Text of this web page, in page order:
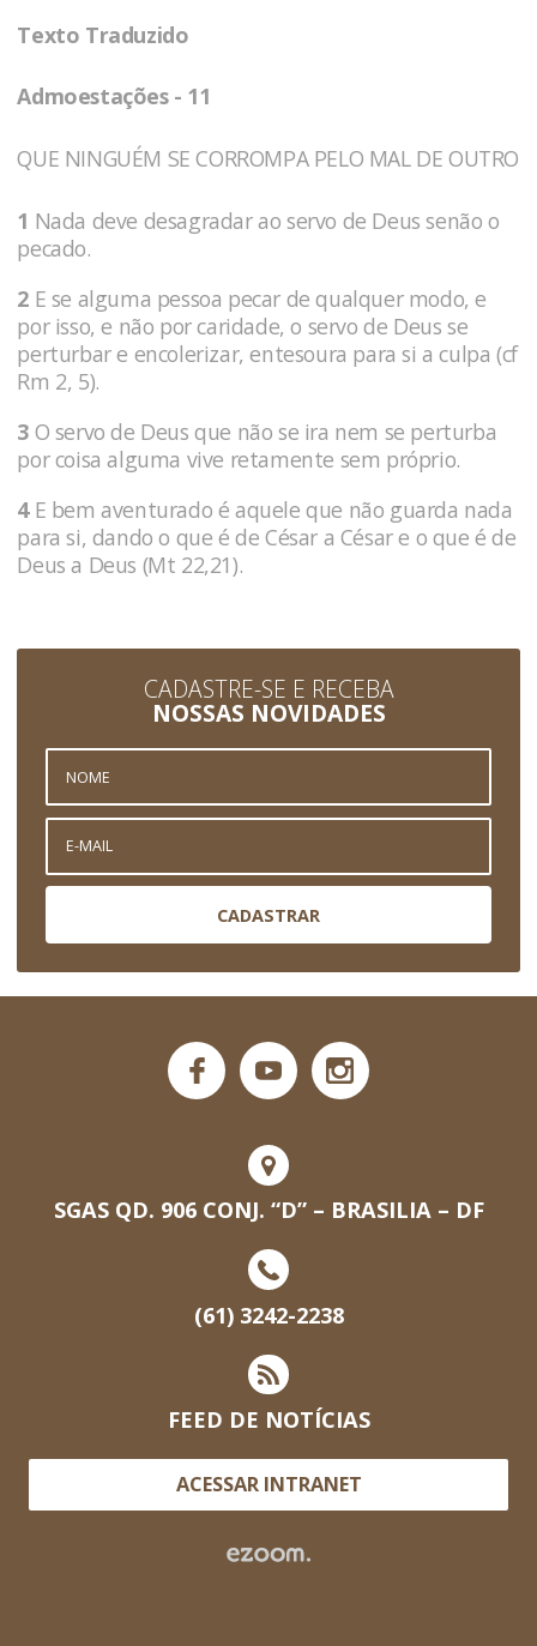
Texto Traduzido
Admoestações - 11
QUE NINGUÉM SE CORROMPA PELO MAL DE OUTRO
1 Nada deve desagradar ao servo de Deus senão o
pecado.
2 E se alguma pessoa pecar de qualquer modo, e
por isso, e não por caridade, o servo de Deus se
perturbar e encolerizar, entesoura para si a culpa (cf
Rm 2, 5).
3 O servo de Deus que não se ira nem se perturba
por coisa alguma vive retamente sem próprio.
4E bem aventurado é aquele que não guarda nada
para si, dando o que é de César a César e o que é de
Deus a Deus (Mt 22,21).
CADASTRE-SE E RECEBA
NOSSAS NOVIDADES
CADASTRAR
SGAS QD. 906 CONJ. “D” – BRASILIA – DF
(61) 3242-2238
FEED DE NOTÍCIAS
ACESSAR INTRANET